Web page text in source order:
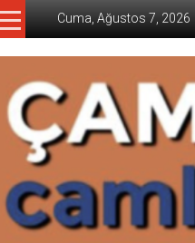
Cuma, Ağustos 7, 2026
CAMLIMANI
AKADEMI